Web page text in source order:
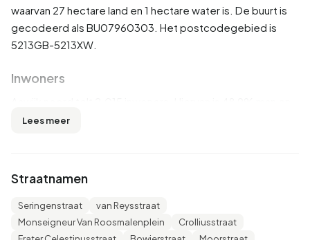
waarvan 27 hectare land en 1 hectare water is. De buurt is
gecodeerd als BU07960303. Het postcodegebied is
5213GB-5213XW.
Inwoners
51,1% vrouw. De meeste inwoners zijn 25 tot 45 jaar
ongehuwd, 33,0% is gehuwd, 9,2% is gescheiden en 5,0%
is verweduwd. 1.435 inwoners komen uit Nederland, 115
komen uit Europa en 470 komen uit landen buiten Europa.
Lees meer
Straatnamen
Seringenstraat
van Reysstraat
Monseigneur Van Roosmalenplein
Crolliusstraat